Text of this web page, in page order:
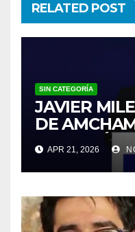
RELATED POST
SIN CATEGORÍA
JAVIER
DE
INFLACIÓN
APR 21, 2026